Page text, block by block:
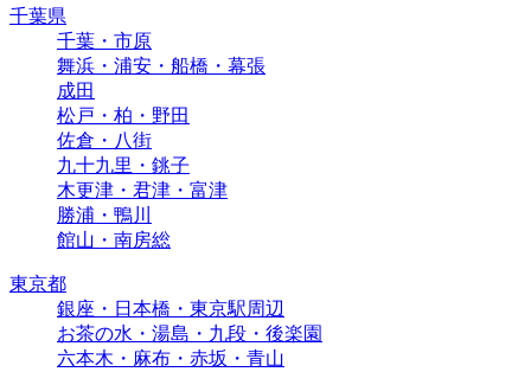
千葉県
千葉・市原
舞浜・浦安・船橋・幕張
成田
松戸・柏・野田
佐倉・八街
九十九里・銚子
木更津・君津・富津
勝浦・鴨川
館山・南房総
東京都
銀座・日本橋・東京駅周辺
お茶の水・湯島・九段・後楽園
六本木・麻布・赤坂・青山